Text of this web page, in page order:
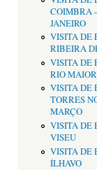
COIMBRA
JANEIRO
VISITA DE
RIBEIRA
VISITA DE
RIO MAIOR
VISITA DE
TORRES
MARÇO
VISITA DE
VISEU
VISITA DE
ÍLHAVO